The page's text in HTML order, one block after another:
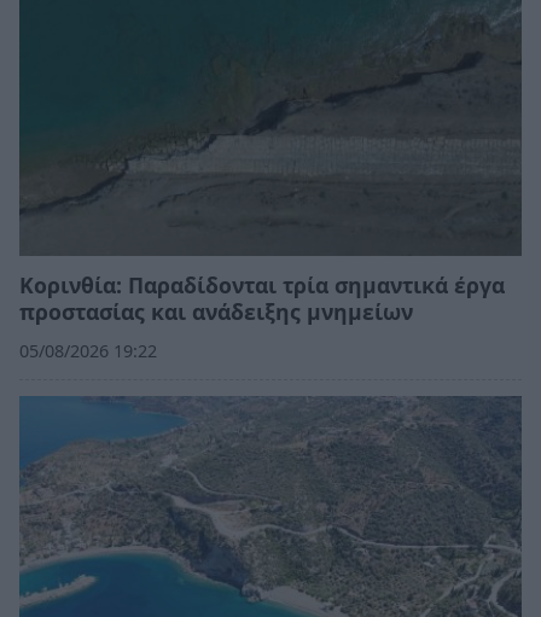
Κορινθία: Παραδίδονται τρία σημαντικά έργα
προστασίας και ανάδειξης μνημείων
05/08/2026 19:22